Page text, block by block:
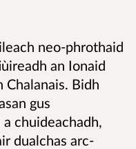
neo-phrothaid
an Ionaid
Chalanais. Bidh
gus
chuideachadh,
dualchas arc-